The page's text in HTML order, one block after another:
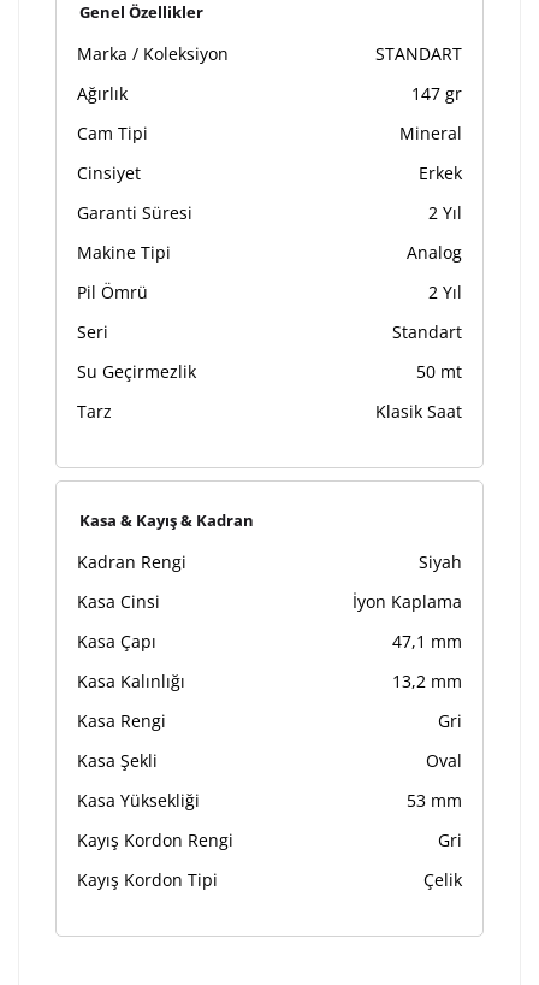
sebebi ile 1-2 iş günü uzamaktadır. Gravür İşlemi
tamamlandıktan sonra siparişiniz kargoya verilecektir.
Kişiselleştirilmiş
ürünlerde
Genel Özellikler
Marka / Koleksiyon
STANDART
Ağırlık
147 gr
Cam Tipi
Mineral
Cinsiyet
Erkek
Garanti Süresi
2 Yıl
Makine Tipi
Analog
Pil Ömrü
2 Yıl
Seri
Standart
Su Geçirmezlik
50 mt
Tarz
Klasik Saat
Kasa & Kayış & Kadran
Kadran Rengi
Siyah
Kasa Cinsi
İyon Kaplama
Kasa Çapı
47,1 mm
Kasa Kalınlığı
13,2 mm
Kasa Rengi
Gri
Kasa Şekli
Oval
Kasa Yüksekliği
53 mm
Kayış Kordon Rengi
Gri
Kayış Kordon Tipi
Çelik